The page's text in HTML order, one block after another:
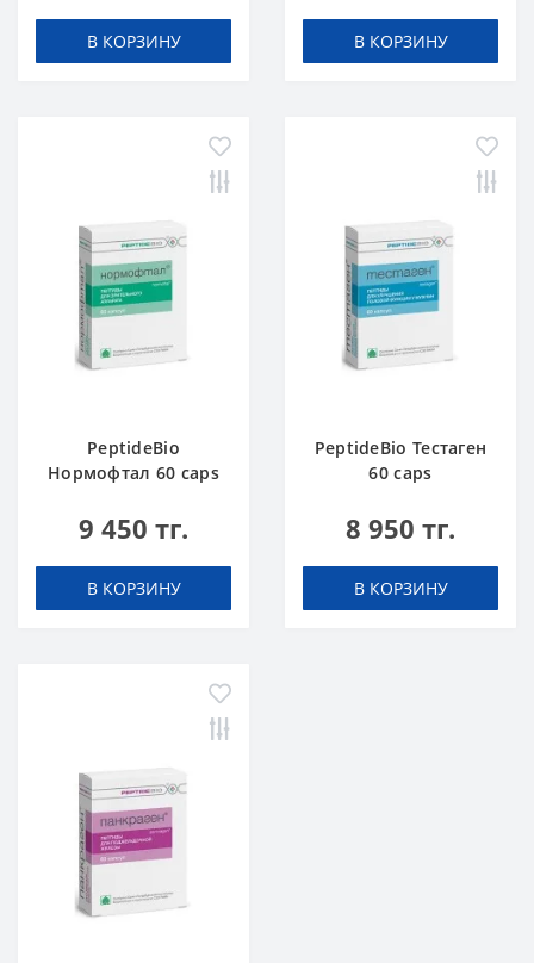
В КОРЗИНУ В КОРЗИНУ
PeptideBio
Нормофтал 60 caps
9 450 тг.
В КОРЗИНУ
PeptideBio Тестаген
60 caps
8 950 тг.
В КОРЗИНУ